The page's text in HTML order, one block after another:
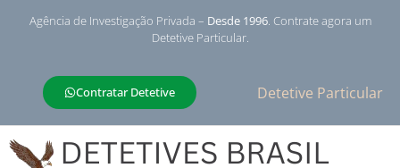
Agência de Investigação Privada – Desde 1996. Contrate agora um
Detetive Particular.
Contratar Detetive Detetive Particular